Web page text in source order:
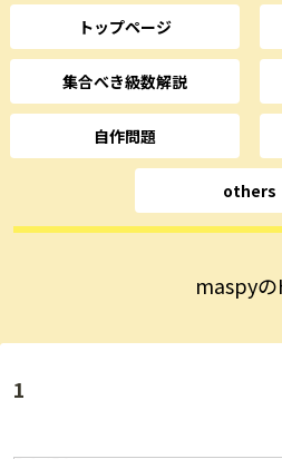
maspyの
トップページ
集合べき級数解説
自作問題
others
1